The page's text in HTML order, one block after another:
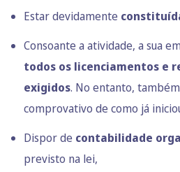
Estar devidamente
Consoante a atividade, a sua
todos os licenciamentos e
exigidos. No entanto,
comprovativo de como já
Dispor de contabilidade
previsto na lei,